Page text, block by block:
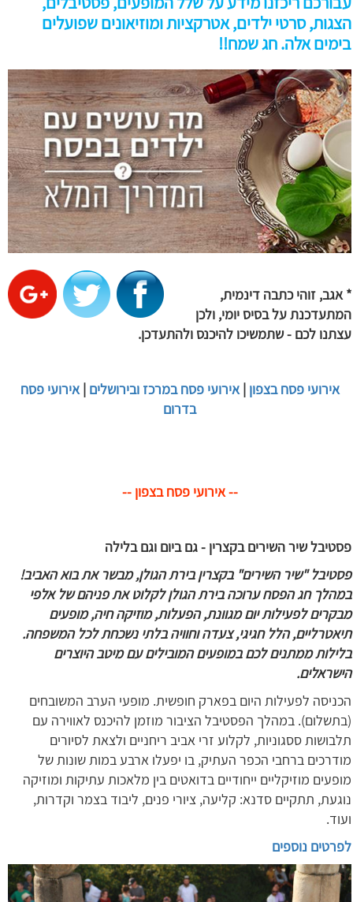
הצגות, סרטי ילדים, אטרקציות ומוזיאונים שפועלים
בימים אלה. חג שמח!!
* אגב, זוהי כתבה דינמית,
המתעדכנת על בסיס יומי, ולכן
עצתנו לכם - שתמשיכו להיכנס ולהתעדכן.
אירועי פסח בצפון |אירועי פסח במרכז ובירושלים |אירועי פסח
בדרום
-- אירועי פסח בצפון --
פסטיבל שיר השירים בקצרין - גם ביום וגם בלילה
פסטיבל "שיר השירים" בקצרין בירת הגולן, מבשר את בוא האביב!
במהלך חג הפסח ערוכה בירת הגולן לקלוט את פניהם של אלפי
מבקרים לפעילות יום מגוונת, הפעלות, מוזיקה חיה, מופעים
תיאטרליים, הלל חגיגי, צעדה וחוויה בלתי נשכחת לכל המשפחה.
בלילות ממתנים לכם במופעים המובילים עם מיטב היוצרים
הישראלים.
הכניסה לפעילות היום בפארק חופשית. מופעי הערב המשובחים
(בתשלום). במהלך הפסטיבל הציבור מוזמן להיכנס לאווירה עם
תלבושות ססגוניות, לקלוע זרי אביב ריחניים ולצאת לסיורים
מודרכים ברחבי הכפר העתיק, בו יפעלו ארבע במות שונות של
מופעים מוזיקליים ייחודיים בדואטים בין מלאכות עתיקות ומוזיקה
נוגעת, תתקיים סדנא: קליעה, ציורי פנים, ליבוד בצמר וקדרות,
ועוד.
לפרטים נוספים